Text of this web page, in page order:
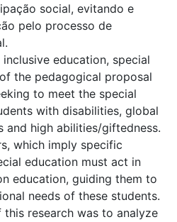
social, evitando e
pelo processo de
education, special
the pedagogical proposal
to meet the special
with disabilities, global
and high abilities/giftedness.
which imply specific
education must act in
education, guiding them to
needs of these students.
research was to analyze